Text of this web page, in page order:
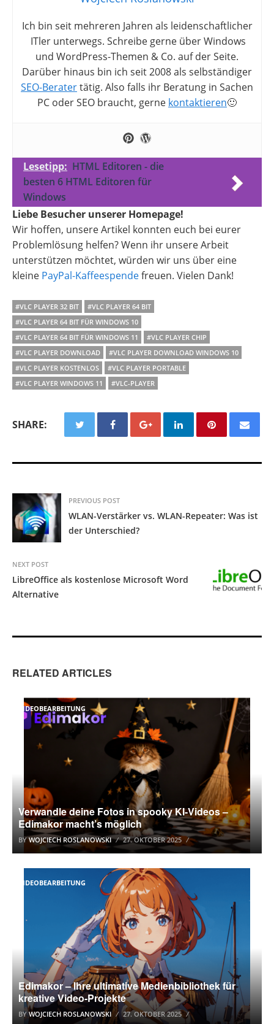
Ich bin seit mehreren Jahren als leidenschaftlicher
ITler unterwegs. Schreibe gerne über Windows
und WordPress-Themen & Co. auf der Seite.
Darüber hinaus bin ich seit 2008 als selbständiger
SEO-Beratertätig. Also falls ihr Beratung in Sachen
PC oder SEO braucht, gerne kontaktieren🙂
Lesetipp: HTML Editoren - die
besten 6 HTML Editoren für
Windows
Liebe Besucher unserer Homepage!
Wir hoffen, unsere Artikel konnten euch bei eurer
Problemlösung helfen? Wenn ihr unsere Arbeit
unterstützen möchtet, würden wir uns über eine
kleine PayPal-Kaffeespendefreuen. Vielen Dank!
#VLC PLAYER 32 BIT
#VLC PLAYER 64 BIT
#VLC PLAYER 64 BIT FÜR WINDOWS 10
#VLC PLAYER 64 BIT FÜR WINDOWS 11
#VLC PLAYER CHIP
#VLC PLAYER DOWNLOAD
#VLC PLAYER DOWNLOAD WINDOWS 10
#VLC PLAYER KOSTENLOS
#VLC PLAYER PORTABLE
#VLC PLAYER WINDOWS 11
#VLC-PLAYER
SHARE:
PREVIOUS POST
WLAN-Verstärker vs. WLAN-Repeater: Was ist
der Unterschied?
NEXT POST
LibreOffice als kostenlose Microsoft Word
Alternative
RELATED ARTICLES
VIDEOBEARBEITUNG
Verwandle deine Fotos in spooky KI-Videos –
Edimakor macht’s möglich
BYWOJCIECH ROSLANOWSKI 27. OKTOBER 2025
VIDEOBEARBEITUNG
Edimakor – Ihre ultimative Medienbibliothek für
kreative Video-Projekte
BYWOJCIECH ROSLANOWSKI 27. OKTOBER 2025